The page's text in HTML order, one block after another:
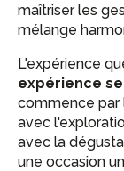
maîtriser les
mélange
L'expérience
expérience
commence par
avec
avec la
une occasion